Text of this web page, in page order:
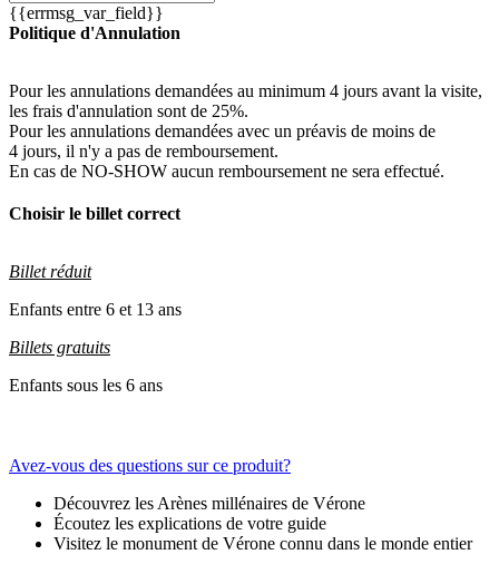
{{errmsg_var_field}}
Politique d'Annulation
Pour les annulations demandées au minimum 4 jours avant la visite,
les frais d'annulation sont de 25%.
Pour les annulations demandées avec un préavis de moins de
4 jours, il n'y a pas de remboursement.
En cas de NO-SHOW aucun remboursement ne sera effectué.
Choisir le billet correct
Billet réduit
Enfants entre 6 et 13 ans
Billets gratuits
Enfants sous les 6 ans
Avez-vous des questions sur ce produit?
Découvrez les Arènes millénaires de Vérone
Écoutez les explications de votre guide
Visitez le monument de Vérone connu dans le monde entier